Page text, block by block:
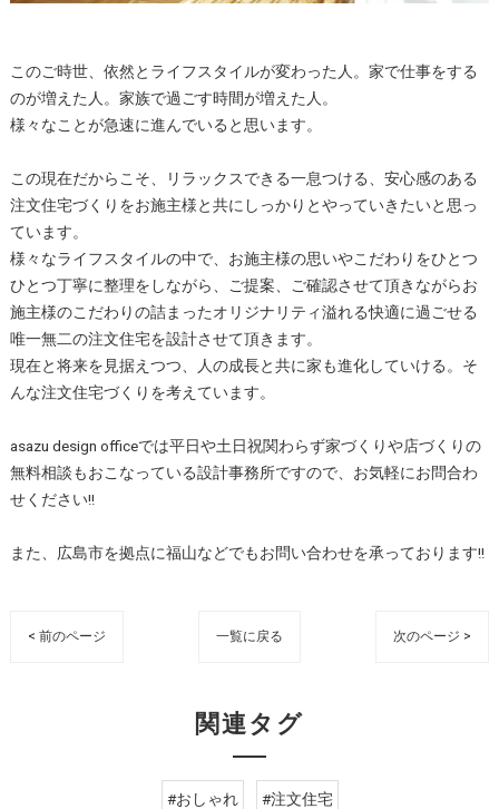
このご時世、依然とライフスタイルが変わった人。家で仕事をする
のが増えた人。家族で過ごす時間が増えた人。
様々なことが急速に進んでいると思います。
この現在だからこそ、リラックスできる一息つける、安心感のある
注文住宅づくりをお施主様と共にしっかりとやっていきたいと思っ
ています。
様々なライフスタイルの中で、お施主様の思いやこだわりをひとつ
ひとつ丁寧に整理をしながら、ご提案、ご確認させて頂きながらお
施主様のこだわりの詰まったオリジナリティ溢れる快適に過ごせる
唯一無二の注文住宅を設計させて頂きます。
現在と将来を見据えつつ、人の成長と共に家も進化していける。そ
んな注文住宅づくりを考えています。
asazu design officeでは平日や土日祝関わらず家づくりや店づくりの
無料相談もおこなっている設計事務所ですので、お気軽にお問合わ
せください!!
また、広島市を拠点に福山などでもお問い合わせを承っております!!
< 前のページ 一覧に戻る 次のページ >
関連タグ
#おしゃれ #注文住宅